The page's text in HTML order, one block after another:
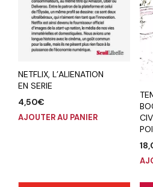
NETFLIX, L’ALIENATION
EN SERIE
4,50€
AJOUTER AU PANIER